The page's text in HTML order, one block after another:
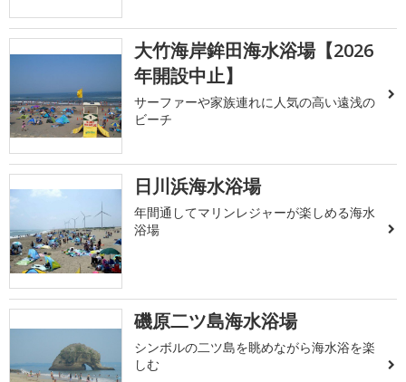
大竹海岸鉾田海水浴場【2026
年開設中止】
サーファーや家族連れに人気の高い遠浅の
ビーチ
日川浜海水浴場
年間通してマリンレジャーが楽しめる海水
浴場
磯原二ツ島海水浴場
シンボルの二ツ島を眺めながら海水浴を楽
しむ